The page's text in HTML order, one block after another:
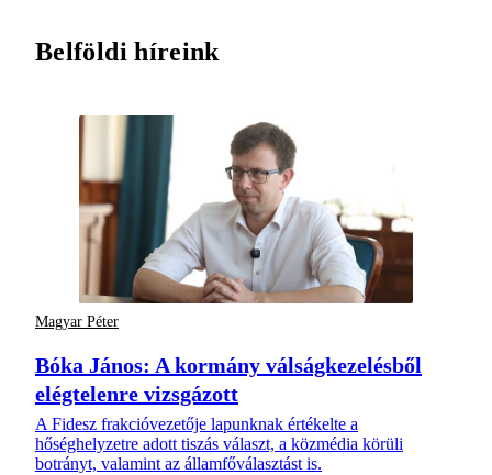
Belföldi híreink
Magyar Péter
Bóka János: A kormány válságkezelésből
elégtelenre vizsgázott
A Fidesz frakcióvezetője lapunknak értékelte a
hőséghelyzetre adott tiszás választ, a közmédia körüli
botrányt, valamint az államfőválasztást is.